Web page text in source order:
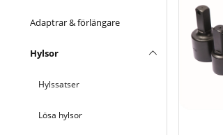
Adaptrar & förlängare
Hylsor
Hylssatser
Lösa hylsor